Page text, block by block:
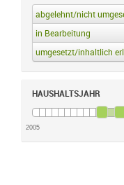
abgelehnt/nicht
in Bearbeitung in
umgesetzt/inhaltlich
HAUSHALTSJAHR
2005